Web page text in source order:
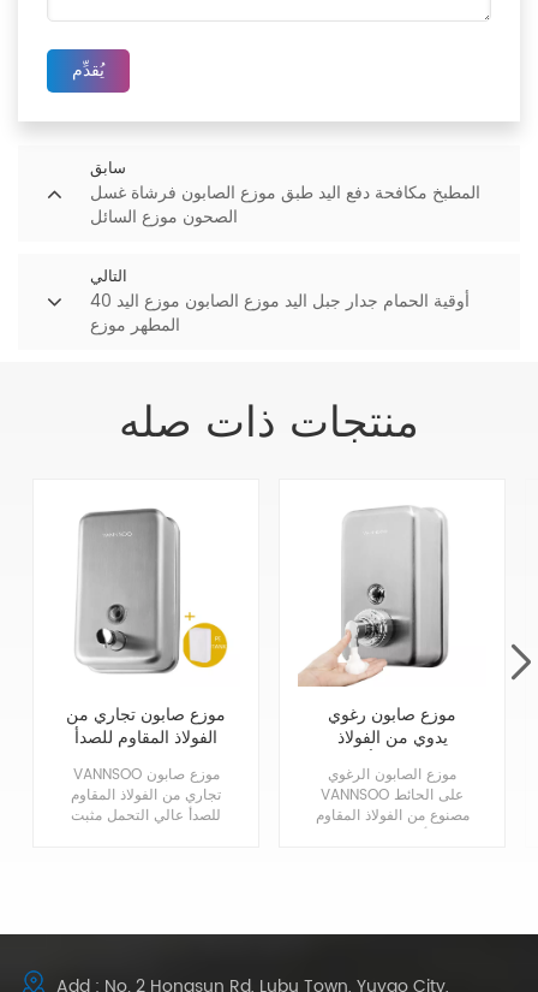
يُقدِّم
سابق
المطبخ مكافحة دفع اليد طبق موزع الصابون فرشاة غسل
الصحون موزع السائل
التالي
40 أوقية الحمام جدار جبل اليد موزع الصابون موزع اليد
المطهر موزع
منتجات ذات صله
موزع صابون تجاري من
الفولاذ المقاوم للصدأ
مثبت على الحائط
شديد التحمل
VANNSOO موزع صابون
تجاري من الفولاذ المقاوم
للصدأ عالي التحمل مثبت
بني!
موزع صابون رغوي
يدوي من الفولاذ
المقاوم للصدأ تجاري
1200 مل
موزع الصابون الرغوي
VANNSOO على الحائط
مصنوع من الفولاذ المقاوم
وسهل التنظيف. متوافق
Add : No. 2 Hongsun Rd, Lubu Town, Yuyao City,